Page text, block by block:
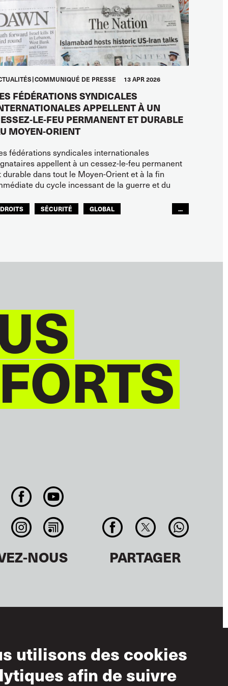
COMMUNIQUÉ DE PRESSE 13 APR 2026
FÉDÉRATIONS SYNDICALES
APPELLENT À UN
LE-FEU PERMANENT ET DURABLE
MOYEN-ORIENT
fédérations syndicales internationales
appellent à un cessez-le-feu permanent
durable dans tout le Moyen-Orient et à la fin
du cycle incessant de la guerre et du
DROITS SÉCURITÉ
GLOBAL
...
NOUS PARTAGER
utilisons des cookies
afin de suivre